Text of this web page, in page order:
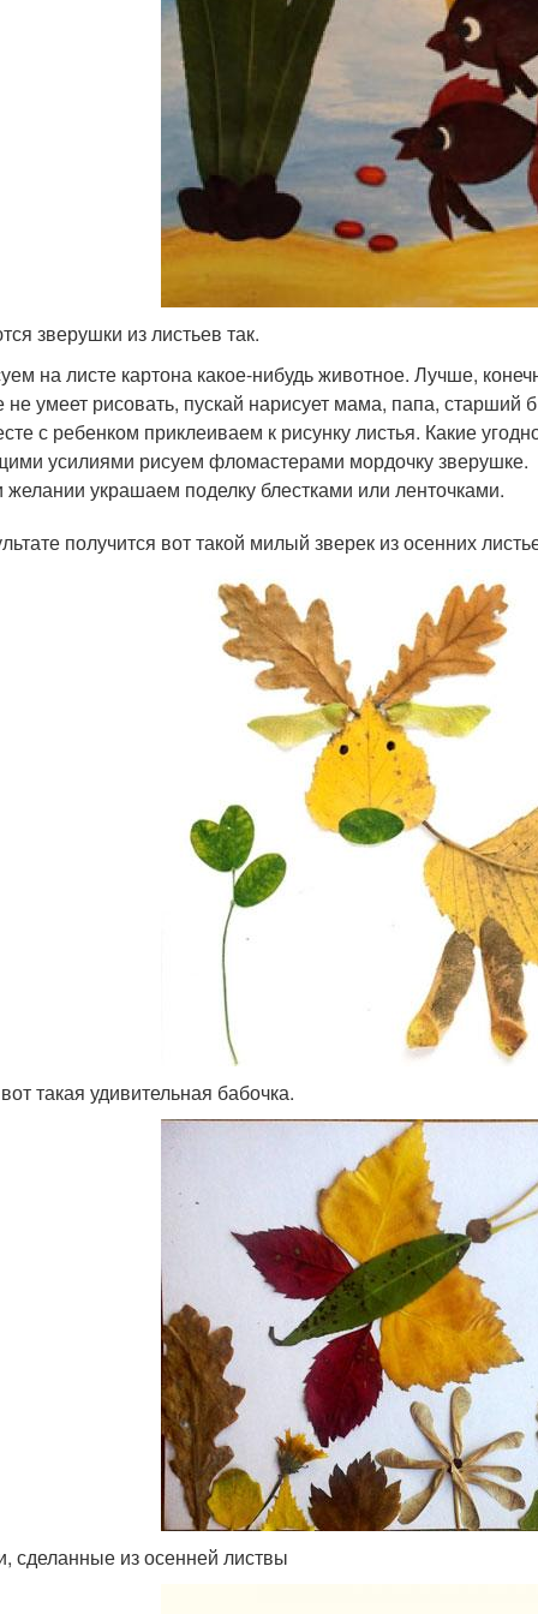
зверушки из листьев так.
на листе картона какое-нибудь животное. Лучше,
умеет рисовать, пускай нарисует мама, папа, старший
с ребенком приклеиваем к рисунку листья. Какие
усилиями рисуем фломастерами мордочку зверушке.
желании украшаем поделку блестками или ленточками.
получится вот такой милый зверек из осенних
такая удивительная бабочка.
сделанные из осенней листвы